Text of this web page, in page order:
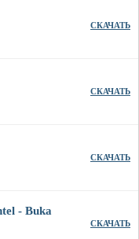
СКАЧАТЬ
СКАЧАТЬ
СКАЧАТЬ
- Buka
СКАЧАТЬ